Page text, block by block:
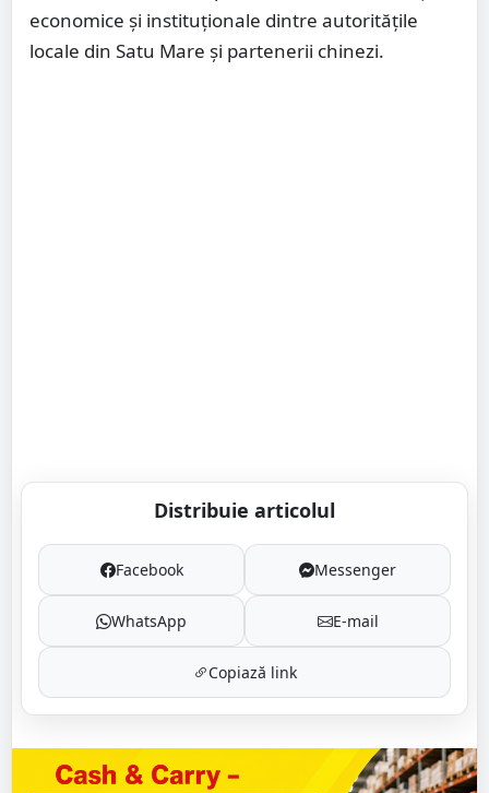
economice și instituționale dintre autoritățile
locale din Satu Mare și partenerii chinezi.
Distribuie articolul
Facebook Messenger
WhatsApp E-mail
Copiază link